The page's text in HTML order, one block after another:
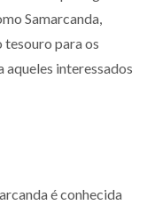
Samarcanda,
tesouro para os
aqueles interessados
é conhecida